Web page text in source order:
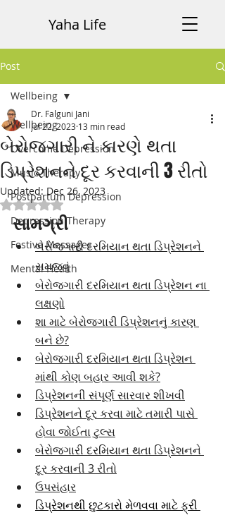
Yaha Life
Post
Wellbeing
Overcome Depression
Music Therapy
Postpartum Depression
Depression Therapy
Festive Messages
Mental Health
Wellbeing
બેરોજગારી ને કારણે થતા
ડિપ્રેશનને દૂર કરવાની 3 રીતો
Dr. Falguni Jani
Jul 22, 2023 13 min read
Updated: Dec 26, 2023
Rated NaN out of 5 stars.
સામગ્રી
બેરોજગારી દરમિયાન થતા ડિપ્રેશનને
સમજવું
બેરોજગારી દરમિયાન થતા ડિપ્રેશન ના
લક્ષણો
શા માટે બેરોજગારી ડિપ્રેશનનું કારણ
બને છે?
બેરોજગારી દરમિયાન થતા ડિપ્રેશન
માંથી કોણ બહાર આવી શકે?
ડિપ્રેશનની સંપૂર્ણ સારવાર શીખવી
ડિપ્રેશનને દૂર કરવા માટે તમારી પાસે
હોવા જોઈતા ટુલ્સ
બેરોજગારી દરમિયાન થતા ડિપ્રેશનને
દૂર કરવાની 3 રીતો
ઉપસંહાર
ડિપ્રેશનથી છુટકારો મેળવવા માટે ફ્રી